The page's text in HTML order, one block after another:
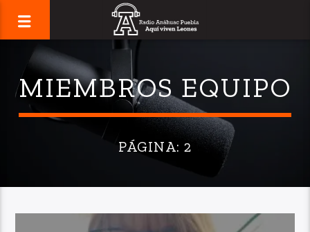
MIEMBROS EQUIPO
PÁGINA: 2